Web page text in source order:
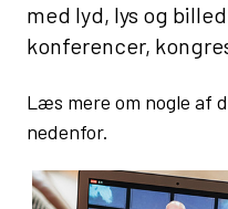
med lyd, lys og
konferencer,
Læs mere om nogle af
nedenfor.